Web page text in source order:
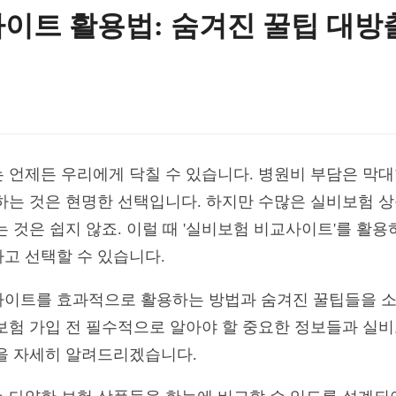
트 활용법: 숨겨진 꿀팁 대방
언제든 우리에게 닥칠 수 있습니다. 병원비 부담은 막
는 것은 현명한 선택입니다. 하지만 수많은 실비보험
것은 쉽지 않죠. 이럴 때 '실비보험 비교사이트'를 활용
선택할 수 있습니다.
트를 효과적으로 활용하는 방법과 숨겨진 꿀팁들을
험 가입 전 필수적으로 알아야 할 중요한 정보들과 실
자세히 알려드리겠습니다.